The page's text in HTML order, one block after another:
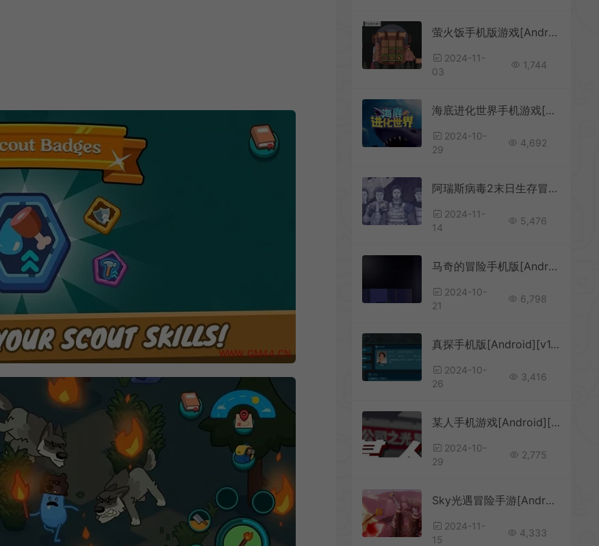
萤火饭手机版游戏[Android][v1.0]
2024-11-
03
1,744
海底进化世界手机游戏[Android][v1.0.2]
2024-10-
29
4,692
阿瑞斯病毒2末日生存冒险手机游戏[Android][v1.5.0]
2024-11-
14
5,476
马奇的冒险手机版[Android][v1.5]
2024-10-
21
6,798
真探手机版[Android][v1.8]
2024-10-
26
3,416
某人手机游戏[Android][v0.1.1]
2024-10-
29
2,775
Sky光遇冒险手游[Android][v0.13.1]
2024-11-
15
4,333